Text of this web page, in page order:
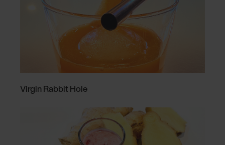
Virgin Rabbit Hole